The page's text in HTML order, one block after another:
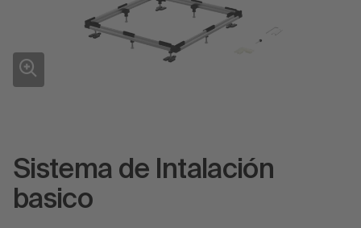
Sistema de Intalación
basico